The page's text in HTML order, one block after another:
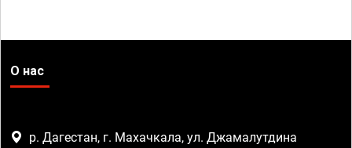
О нас
р. Дагестан, г. Махачкала, ул. Джамалутдина